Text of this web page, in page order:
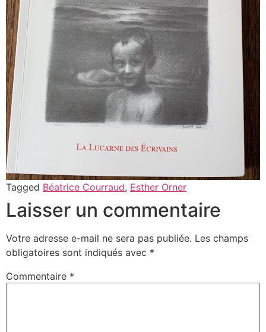
Tagged Béatrice Courraud, Esther Orner
Laisser un commentaire
Votre adresse e-mail ne sera pas publiée. Les champs
obligatoires sont indiqués avec *
Commentaire *